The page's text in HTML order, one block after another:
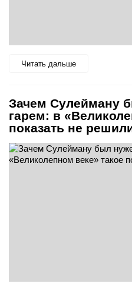
Читать дальше
Зачем Сулейману
гарем: в
показать не